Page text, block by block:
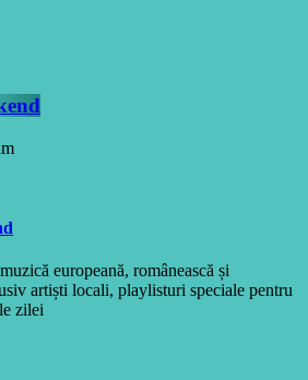
europeană, românească și
artiști locali, playlisturi speciale pentru
zilei